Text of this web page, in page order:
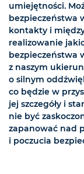
umiejętności.
bezpieczeństwa
kontakty i
realizowanie
bezpieczeństwa
z naszym
o silnym
co będzie w
jej szczegóły i
nie być
zapanować nad
i poczucia